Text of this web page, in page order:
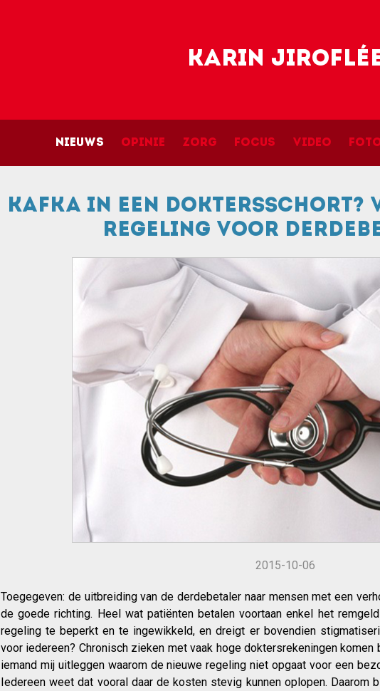
Karin
Nieuws Opinie Zorg Focus Video
Kafka in een doktersschort?
regeling voor
2015-10-06
Toegegeven: de uitbreiding van de derdebetaler naar mensen met een
de goede richting. Heel wat patiënten betalen voortaan enkel het
regeling te beperkt en te ingewikkeld, en dreigt er bovendien
voor iedereen? Chronisch zieken met vaak hoge doktersrekeningen komen
iemand mij uitleggen waarom de nieuwe regeling niet opgaat voor een
Iedereen weet dat vooral daar de kosten stevig kunnen oplopen. Daarom